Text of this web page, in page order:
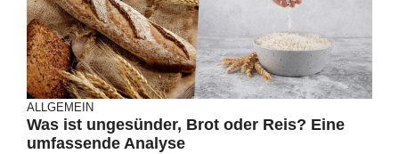
ALLGEMEIN
Was ist ungesünder, Brot oder Reis? Eine
umfassende Analyse